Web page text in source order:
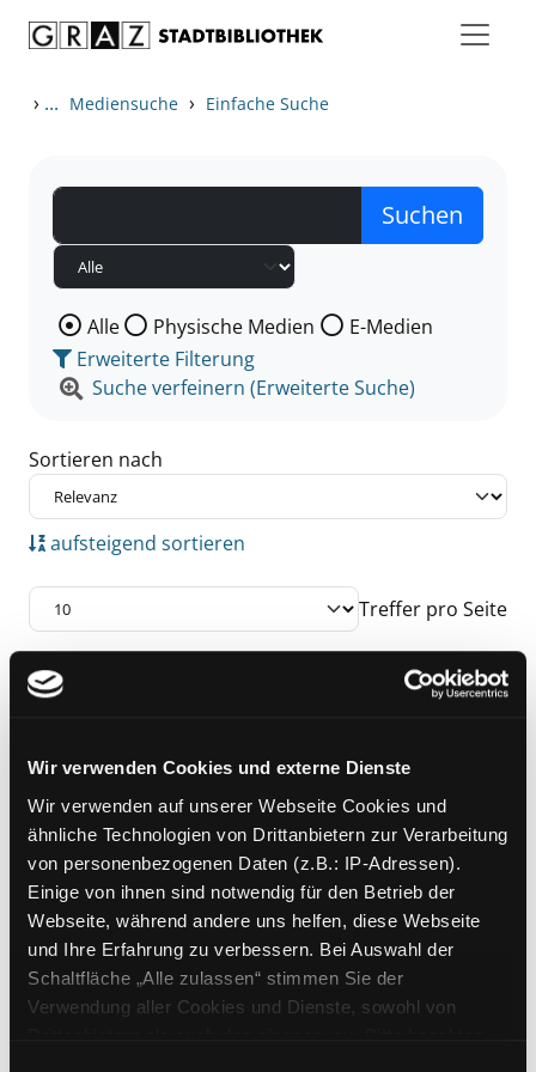
Wir verwenden Cookies und externe Dienste
Wir verwenden auf unserer Webseite Cookies und
ähnliche Technologien von Drittanbietern zur Verarbeitung
von personenbezogenen Daten (z.B.: IP-Adressen).
Einige von ihnen sind notwendig für den Betrieb der
Webseite, während andere uns helfen, diese Webseite
und Ihre Erfahrung zu verbessern. Bei Auswahl der
Schaltfläche „Alle zulassen“ stimmen Sie der
Verwendung aller Cookies und Dienste, sowohl von
› ... Mediensuche › Einfache Suche
Wählen Sie die Medienart nach der Sie suchen wollen.
Alle Physische Medien
E-Medien
Erweiterte Filterung
Suche verfeinern (Erweiterte Suche)
Sortieren nach
aufsteigend sortieren
Treffer pro Seite
Suchergebnis
Exemplar-Details von Bambiland . Babel
Bambiland . Babel
zwei Theatertexte
Verfasser:Jelinek, Elfriede
Suche nach
Jahr:
2004
Verlag:
Reinbek b. Hamburg,
Rowohlt
Zu den Suchfiltern springen
Sortieren nach